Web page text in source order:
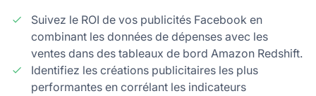
Suivez le ROI de vos publicités Facebook en
combinant les données de dépenses avec les
ventes dans des tableaux de bord Amazon Redshift.
Identifiez les créations publicitaires les plus
performantes en corrélant les indicateurs